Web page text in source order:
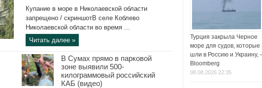
Купание в море в Николаевской области
запрещено / скриншотВ селе Коблево
Николаевской области во время ...
Читать далее »
В Сумах прямо в парковой
зоне выявили 500-
килограммовый российский
КАБ (видео)
Турция закрыла Черное
море для судов, которые
шли в Россию и Украину,
Bloomberg
08.08.2026 22:35